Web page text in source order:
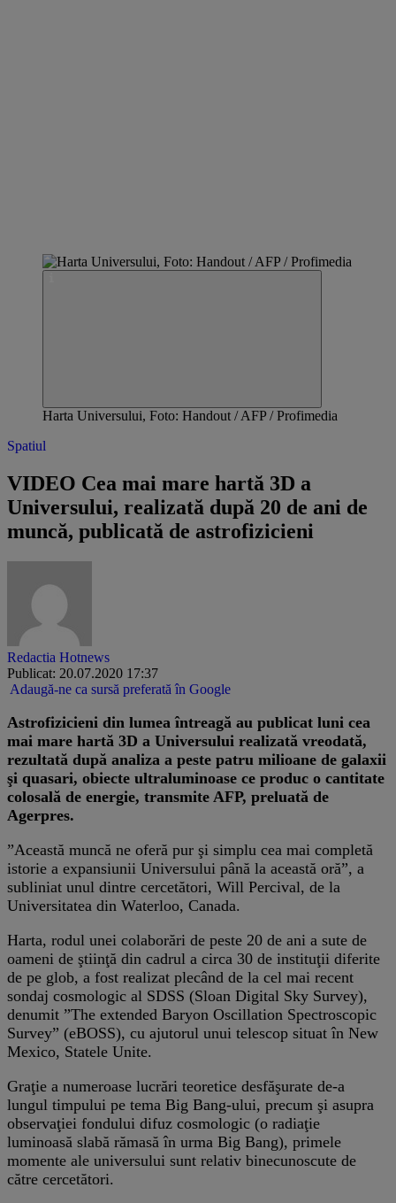
Harta Universului, Foto: Handout / AFP / Profimedia
Spatiul
VIDEO Cea mai mare hartă 3D a
Universului, realizată după 20 de ani de
muncă, publicată de astrofizicieni
Redactia Hotnews
Publicat: 20.07.2020 17:37
Adaugă-ne ca sursă preferată în Google
Astrofizicieni din lumea întreagă au publicat luni cea
mai mare hartă 3D a Universului realizată vreodată,
rezultată după analiza a peste patru milioane de galaxii
şi quasari, obiecte ultraluminoase ce produc o cantitate
colosală de energie, transmite AFP, preluată de
Agerpres.
”Această muncă ne oferă pur şi simplu cea mai completă
istorie a expansiunii Universului până la această oră”, a
subliniat unul dintre cercetători, Will Percival, de la
Universitatea din Waterloo, Canada.
Harta, rodul unei colaborări de peste 20 de ani a sute de
oameni de ştiinţă din cadrul a circa 30 de instituţii diferite
de pe glob, a fost realizat plecând de la cel mai recent
sondaj cosmologic al SDSS (Sloan Digital Sky Survey),
denumit ”The extended Baryon Oscillation Spectroscopic
Survey” (eBOSS), cu ajutorul unui telescop situat în New
Mexico, Statele Unite.
Graţie a numeroase lucrări teoretice desfăşurate de-a
lungul timpului pe tema Big Bang-ului, precum şi asupra
observaţiei fondului difuz cosmologic (o radiaţie
luminoasă slabă rămasă în urma Big Bang), primele
momente ale universului sunt relativ binecunoscute de
către cercetători.